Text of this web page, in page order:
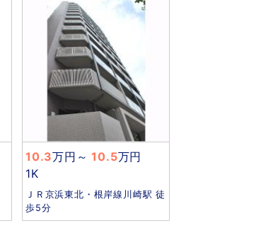
10.3万円 ～ 10.5万円
1K
ＪＲ京浜東北・根岸線川崎駅 徒
歩5分